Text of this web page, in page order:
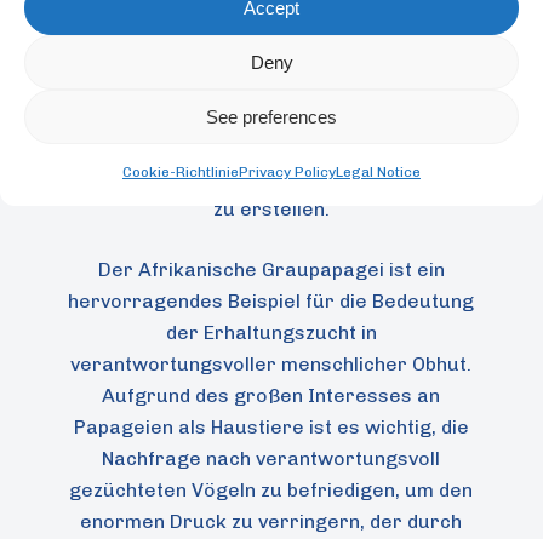
Accept
Deny
See preferences
Cookie-RichtliniePrivacy PolicyLegal Notice
Erforschung der Ökologie, Biologie,
Verbreitung und des Populationsstatus des
sind unerlässlich, um echte und wirksame
Wildpopulationen dieses herrlichen Vogels
zu erstellen.
Der Afrikanische Graupapagei ist ein
hervorragendes Beispiel für die Bedeutung
der Erhaltungszucht in
verantwortungsvoller menschlicher Obhut.
Aufgrund des großen Interesses an
Papageien als Haustiere ist es wichtig, die
Nachfrage nach verantwortungsvoll
gezüchteten Vögeln zu befriedigen, um den
enormen Druck zu verringern, der durch